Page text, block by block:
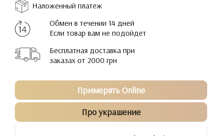
Наложенный платеж
Обмен в течении 14 дней
Если товар вам не подойдет
Бесплатная доставка при
заказах от 2000 грн
Примерять Online
Про украшение